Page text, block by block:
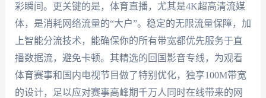
彩瞬间。更关键的是，体育直播，尤其是4K超高清流媒
体，是消耗网络流量的“大户”。稳定的无限流量保障，加
上智能分流技术，能确保你的所有带宽都优先服务于直
播数据流，避免卡顿。其精选的回国影音专线，为观看
体育赛事和国内电视节目做了特别优化，独享100M带宽
的设计，足以应对赛事高峰期千万人同时在线带来的网